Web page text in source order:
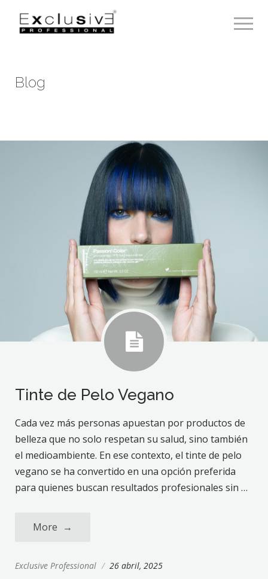
Blog
Tinte de Pelo Vegano
Cada vez más personas apuestan por productos de
belleza que no solo respetan su salud, sino también
el medioambiente. En ese contexto, el tinte de pelo
vegano se ha convertido en una opción preferida
para quienes buscan resultados profesionales sin …
More →
Exclusive Professional / 26 abril, 2025